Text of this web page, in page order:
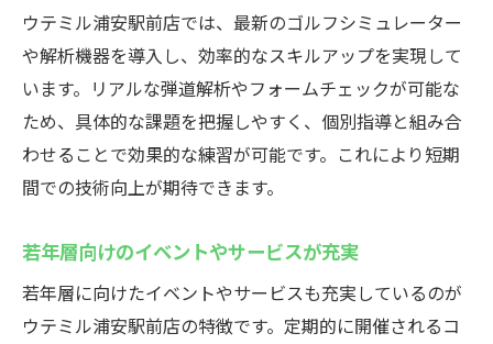
ウテミル浦安駅前店では、最新のゴルフシミュレーター
や解析機器を導入し、効率的なスキルアップを実現して
います。リアルな弾道解析やフォームチェックが可能な
ため、具体的な課題を把握しやすく、個別指導と組み合
わせることで効果的な練習が可能です。これにより短期
間での技術向上が期待できます。
若年層向けのイベントやサービスが充実
若年層に向けたイベントやサービスも充実しているのが
ウテミル浦安駅前店の特徴です。定期的に開催されるコ